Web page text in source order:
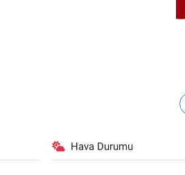
Hava Durumu